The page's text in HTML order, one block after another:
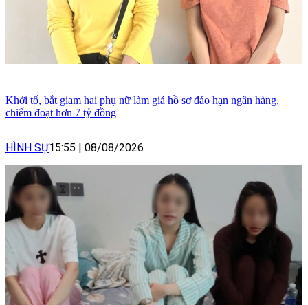
Khởi tố, bắt giam hai phụ nữ làm giả hồ sơ đáo hạn ngân hàng,
chiếm đoạt hơn 7 tỷ đồng
HÌNH SỰ15:55 | 08/08/2026